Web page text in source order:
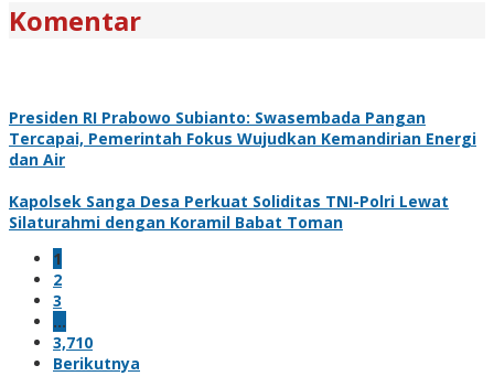
Komentar
Presiden RI Prabowo Subianto: Swasembada Pangan
Tercapai, Pemerintah Fokus Wujudkan Kemandirian Energi
dan Air
Kapolsek Sanga Desa Perkuat Soliditas TNI-Polri Lewat
Silaturahmi dengan Koramil Babat Toman
1
2
3
…
3,710
Berikutnya